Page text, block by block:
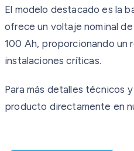
El modelo destacado es la
ofrece un voltaje nominal
100 Ah, proporcionando un
instalaciones críticas.
Para más detalles técnicos
producto directamente en